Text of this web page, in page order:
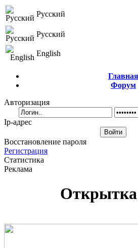
Русский
Русский
English
Главная
Форум
Авторизация
Ip-адрес
Восстановление пароля
Регистрация
Статистика
Реклама